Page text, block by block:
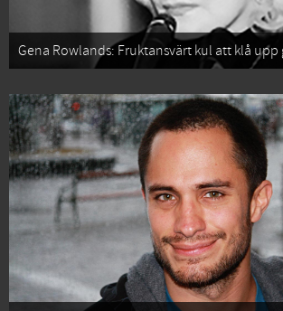
Gena Rowlands: Fruktansvärt kul att klå upp